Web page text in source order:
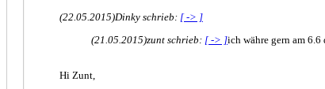
(22.05.2015)Dinky schrieb: [ -> ]
(21.05.2015)zunt schrieb: [ -> ]ich währe gern am 6.6
Hi Zunt,